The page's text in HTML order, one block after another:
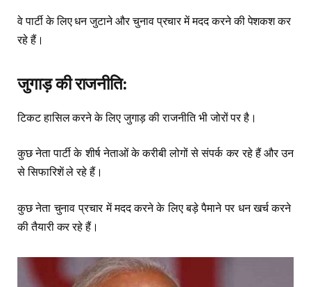
वे पार्टी के लिए धन जुटाने और चुनाव प्रचार में मदद करने की पेशकश कर
रहे हैं।
जुगाड़कीराजनीति:
टिकट हासिल करने के लिए जुगाड़ की राजनीति भी जोरों पर है।
कुछ नेता पार्टी के शीर्ष नेताओं के करीबी लोगों से संपर्क कर रहे हैं और उन
से सिफारिशें ले रहे हैं।
कुछ नेता चुनाव प्रचार में मदद करने के लिए बड़े पैमाने पर धन खर्च करने
की तैयारी कर रहे हैं।